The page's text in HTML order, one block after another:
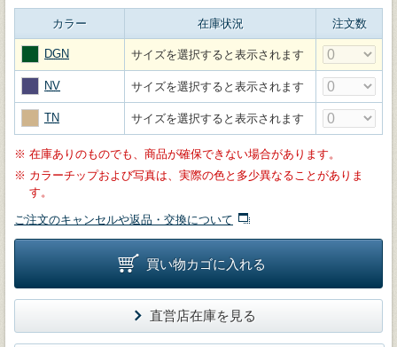
カラー 在庫状況 注文数
DGN サイズを選択すると表示されます
NV サイズを選択すると表示されます
TN サイズを選択すると表示されます
※ 在庫ありのものでも、商品が確保できない場合があります。
※ カラーチップおよび写真は、実際の色と多少異なることがありま
す。
ご注文のキャンセルや返品・交換について
買い物カゴに入れる
直営店在庫を見る